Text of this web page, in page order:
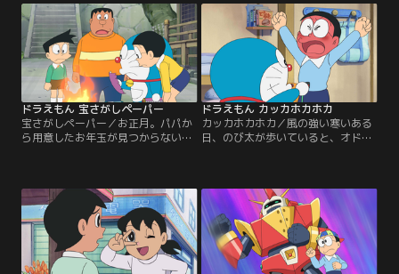
けたところ、そこにはジャイアンと
スネ夫が…。部屋に入ってきたの
は、スネ夫のいとこが作った、飛行
船型（がた）のラジコンだったの
だ。じまんげなスネ夫は、飛行船に
乗った時のじまんまで始める。
玉は無し！と言われ、ガッカリ…。
そこに、未来デパートの年末福引き
で『年末やりなおしカレンダー』に
当選したと、ドラえもんが大はしゃ
ぎで帰って来る。このカレンダーを
使うと…。
ドラえもん 宝さがしペーパー
宝さがしペーパー／お正月。パパか
ら用意したお年玉が見つからないと
ペーパー』を取り出す。紙を広げ、
ストーブなどの熱に近づけてあぶり
出すと、文字がうかび上がり、さが
しもののありかがわかるのだとい
う。ところが、出てきた文字は…。
ドラえもん カッカホカホカ
カッカホカホカ／風の強い寒いある
日、のび太が歩いていると、オドオ
オドくんに同情（どうじょう）する
のび太だったが、家に帰るとストー
ブがついておらず、部屋は寒いま
ま。ストーブ用の灯油が切れている
にもかかわらず、灯油屋さんも休み
だというのだ。